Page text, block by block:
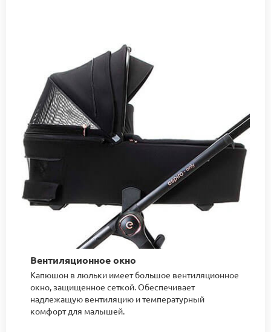
Вентиляционное окно
Капюшон в люльки имеет большое вентиляционное
окно, защищенное сеткой. Обеспечивает
надлежащую вентиляцию и температурный
комфорт для малышей.